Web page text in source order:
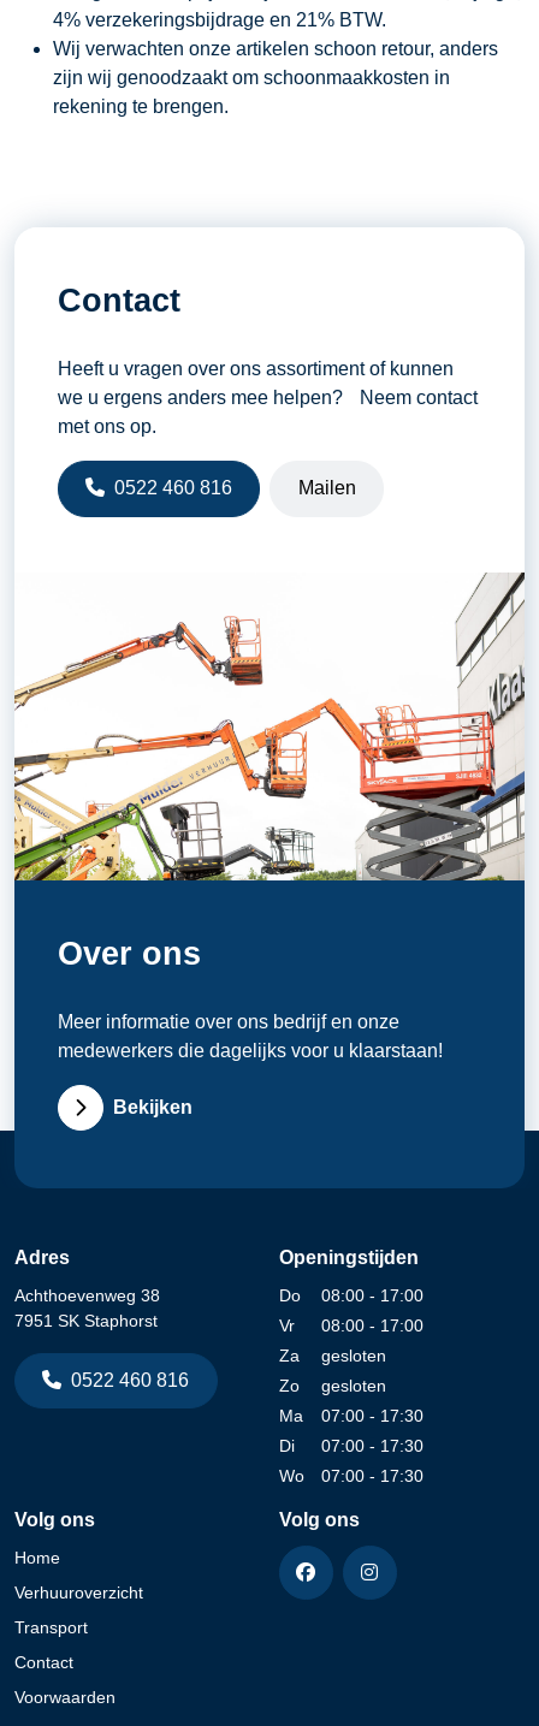
4% verzekeringsbijdrage en 21% BTW.
Wij verwachten onze artikelen schoon retour, anders
zijn wij genoodzaakt om schoonmaakkosten in
rekening te brengen.
Contact
Heeft u vragen over ons assortiment of kunnen
we u ergens anders mee helpen? Neem contact
met ons op.
0522 460 816 Mailen
Over ons
Meer informatie over ons bedrijf en onze
medewerkers die dagelijks voor u klaarstaan!
Bekijken
Adres
Achthoevenweg 38
7951 SK Staphorst
0522 460 816
Openingstijden
Do
08:00 - 17:00
Vr
08:00 - 17:00
Za
gesloten
Zo
gesloten
Ma
07:00 - 17:30
Di
07:00 - 17:30
Wo
07:00 - 17:30
Volg ons
Home
Verhuuroverzicht
Transport
Contact
Voorwaarden
Volg ons